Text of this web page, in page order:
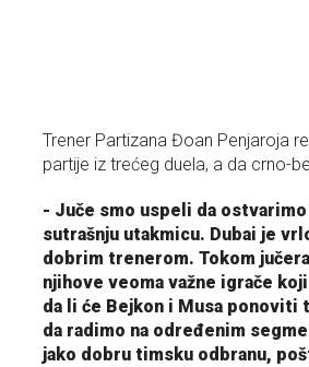
Trener Partizana Đoan Penjaroja
partije iz trećeg duela, a da crno-
- Juče smo uspeli da
sutrašnju utakmicu. Dubai je
dobrim trenerom. Tokom
njihove veoma važne igrače
da li će Bejkon i Musa ponoviti
da radimo na određenim
jako dobru timsku odbranu,